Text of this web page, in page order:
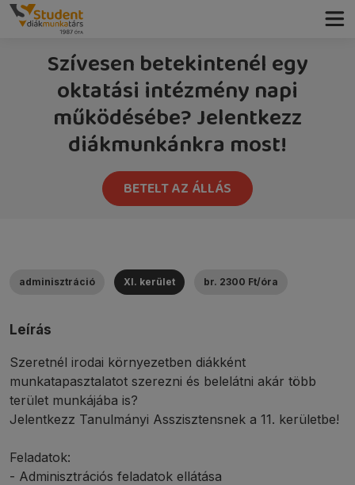
Szívesen betekintenél egy
oktatási intézmény napi
működésébe? Jelentkezz
diákmunkánkra most!
BETELT AZ ÁLLÁS
adminisztráció XI. kerület br. 2300 Ft/óra
Leírás
Szeretnél irodai környezetben diákként
munkatapasztalatot szerezni és belelátni akár több
terület munkájába is?
Jelentkezz Tanulmányi Asszisztensnek a 11. kerületbe!
Feladatok:
- Adminisztrációs feladatok ellátása